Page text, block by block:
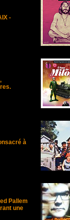
-
à
Pallem
une